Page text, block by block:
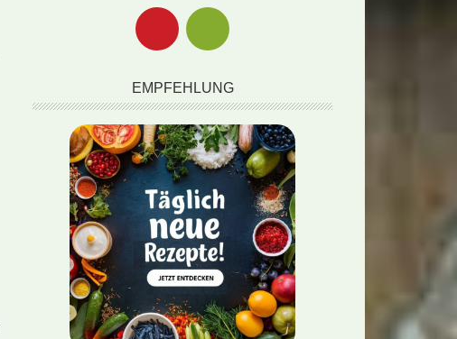
EMPFEHLUNG